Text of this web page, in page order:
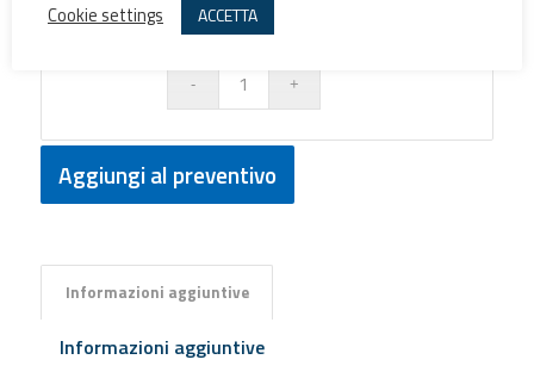
Aggiungi al preventivo
Informazioni aggiuntive
Informazioni aggiuntive
Cookie settings
ACCETTA